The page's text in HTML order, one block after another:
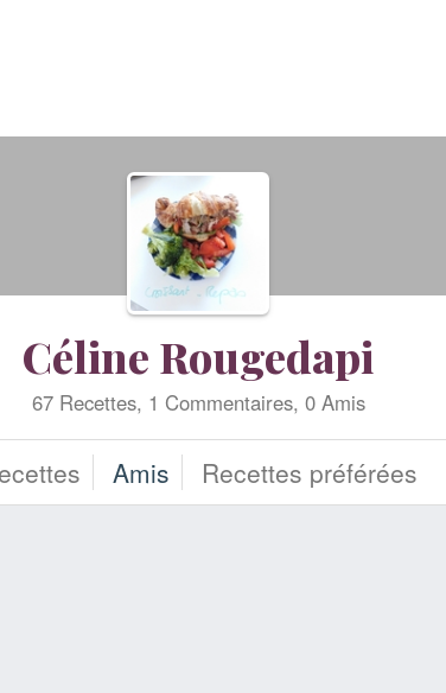
Céline Rougedapi
67 Recettes, 1 Commentaires, 0 Amis
Amis Recettes préférées